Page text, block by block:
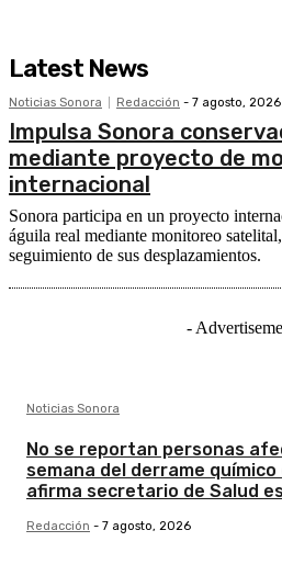
Latest News
Noticias Sonora Redacción - 7 agosto, 2026
Impulsa Sonora
mediante proyecto de
internacional
Sonora participa en un proyecto
águila real mediante monitoreo
seguimiento de sus desplazamientos.
-
Noticias Sonora
No se reportan personas
semana del derrame químico
afirma secretario de Salud
Redacción - 7 agosto, 2026